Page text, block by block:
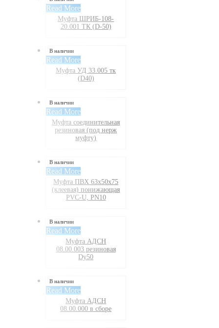
Read More
Муфта ШРИБ-108-
20.001 ТК (D-50)
В наличии
Read More
Муфта УД 33.005 тк
(D40)
В наличии
Read More
Муфта соединительная
резиновая (под нерж
муфту)
В наличии
Read More
Муфта ПВХ 63х50х75
(клеевая) понижающая
PVC-U, PN10
В наличии
Read More
Муфта АДСН
08.00.003 резиновая
Dy50
В наличии
Read More
Муфта АДСН
08.00.000 в сборе